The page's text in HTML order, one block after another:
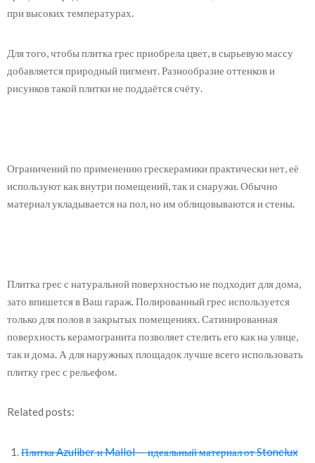
при высоких температурах.
Для того, чтобы плитка грес приобрела цвет, в сырьевую массу
добавляется природный пигмент. Разнообразие оттенков и
рисунков такой плитки не поддаётся счёту.
Ограничений по применению грескерамики практически нет, её
используют как внутри помещений, так и снаружи. Обычно
материал укладывается на пол, но им облицовываются и стены.
Плитка грес с натуральной поверхностью не подходит для дома,
зато впишется в Ваш гараж. Полированный грес используется
только для полов в закрытых помещениях. Сатинированная
поверхность керамогранита позволяет стелить его как на улице,
так и дома. А для наружных площадок лучше всего использовать
плитку грес с рельефом.
Related posts:
Плитка Azuliber и Mallol — идеальный материал от Stonelux